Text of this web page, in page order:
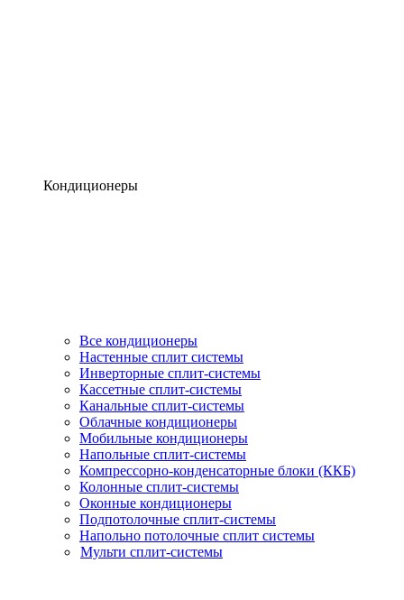
Кондиционеры
Все кондиционеры
Настенные сплит системы
Инверторные сплит-системы
Кассетные сплит-системы
Канальные сплит-системы
Облачные кондиционеры
Мобильные кондиционеры
Напольные сплит-системы
Компрессорно-конденсаторные блоки (ККБ)
Колонные сплит-системы
Оконные кондиционеры
Подпотолочные сплит-системы
Напольно потолочные сплит системы
Мульти сплит-системы